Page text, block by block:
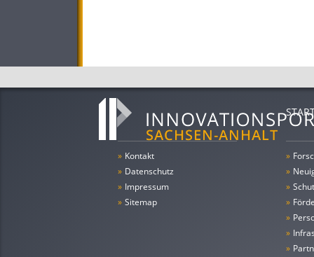
» Kontakt
» Datenschutz
» Impressum
» Sitemap
»
»
»
»
»
»
»